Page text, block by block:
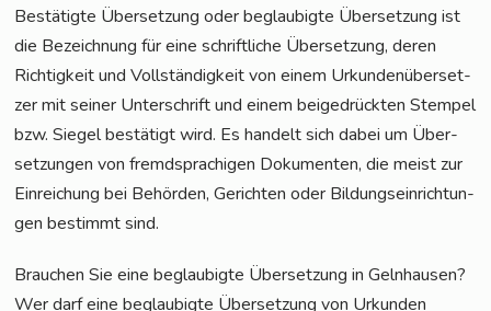
Bestä­tig­te Über­set­zung oder beglau­big­te Über­set­zung ist
die Bezeich­nung für eine schrift­li­che Über­set­zung, deren
Rich­tig­keit und Voll­stän­dig­keit von einem Urkun­den­über­set­
zer mit sei­ner Unter­schrift und einem bei­gedrück­ten Stem­pel
bzw. Sie­gel bestä­tigt wird. Es han­delt sich dabei um Über­
set­zun­gen von fremd­spra­chi­gen Doku­men­ten, die meist zur
Ein­rei­chung bei Behör­den, Gerich­ten oder Bil­dungs­ein­rich­tun­
gen bestimmt sind.
Brau­chen Sie eine beglau­big­te Über­set­zung in Geln­hau­sen?
Wer darf eine beglau­big­te Über­set­zung von Urkun­den